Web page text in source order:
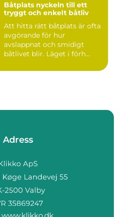
Båtplats nyckeln till ett
tryggt och enkelt båtliv
Att hitta rätt båtplats är ofta
avgörande för hur
avslappnat och smidigt
båtlivet blir. Läget i förh...
Adress
www.klikko.dk